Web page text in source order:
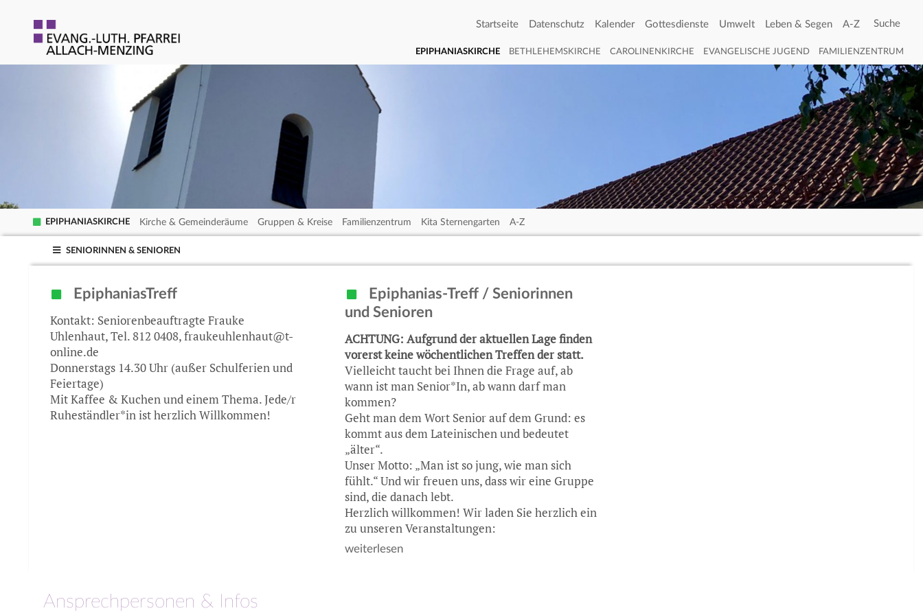
Startseite Datenschutz Kalender Gottesdienste Umwelt Leben & Segen A-Z
EPIPHANIASKIRCHE BETHLEHEMSKIRCHE CAROLINENKIRCHE EVANGELISCHE JUGEND FAMILIENZENTRUM
EPIPHANIASKIRCHE Kirche & Gemeinderäume Gruppen & Kreise Familienzentrum Kita Sternengarten A-Z
SENIORINNEN & SENIOREN
EpiphaniasTreff
Kontakt: Seniorenbeauftragte Frauke
Uhlenhaut, Tel. 812 0408, fraukeuhlenhaut@t-
online.de
Donnerstags 14.30 Uhr (außer Schulferien und
Feiertage)
Mit Kaffee & Kuchen und einem Thema. Jede/r
Ruheständler*in ist herzlich Willkommen!
Epiphanias-Treff / Seniorinnen
und Senioren
ACHTUNG: Aufgrund der aktuellen Lage finden
vorerst keine wöchentlichen Treffen der statt.
Vielleicht taucht bei Ihnen die Frage auf, ab
wann ist man Senior*In, ab wann darf man
kommen?
Geht man dem Wort Senior auf dem Grund: es
kommt aus dem Lateinischen und bedeutet
„älter“.
Unser Motto: „Man ist so jung, wie man sich
fühlt.“ Und wir freuen uns, dass wir eine Gruppe
sind, die danach lebt.
Herzlich willkommen! Wir laden Sie herzlich ein
zu unseren Veranstaltungen:
weiterlesen
Ansprechpersonen & Infos